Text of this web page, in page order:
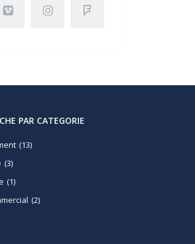
PAR CATEGORIE
(13)
(3)
(1)
(2)